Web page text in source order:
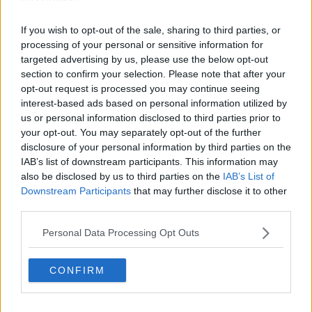
If you wish to opt-out of the sale, sharing to third parties, or
processing of your personal or sensitive information for
targeted advertising by us, please use the below opt-out
section to confirm your selection. Please note that after your
opt-out request is processed you may continue seeing
interest-based ads based on personal information utilized by
us or personal information disclosed to third parties prior to
your opt-out. You may separately opt-out of the further
disclosure of your personal information by third parties on the
IAB’s list of downstream participants. This information may
also be disclosed by us to third parties on the IAB’s List of
Downstream Participants that may further disclose it to other
Personal Data Processing Opt Outs
CONFIRM
Saione Mob e Scalata, cambia sosta e traffico
ToscanaPride, come cambia la viabilità nel
weekend
Bimbimbici: i “superpoteri” della bicicletta
Lavori stradali, inizio sprint nel nuovo anno
Strade sicure a misura di bimbe e bimbi sulla bici
Tutti in sella, torna Bimbimbici
​Weekend: come cambiano sosta e circolazione
Torna Bimbimbici, la pedalata di primavera